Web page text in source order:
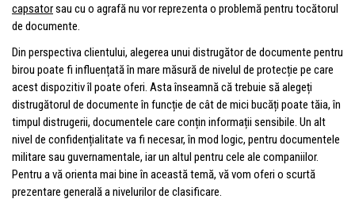
capsatorsau cu o agrafă nu vor reprezenta o problemă pentru tocătorul
de documente.
Din perspectiva clientului, alegerea unui distrugător de documente pentru
birou poate fi influențată în mare măsură de nivelul de protecție pe care
acest dispozitiv îl poate oferi. Asta înseamnă că trebuie să alegeți
distrugătorul de documente în funcție de cât de mici bucăți poate tăia, în
timpul distrugerii, documentele care conțin informații sensibile. Un alt
nivel de confidențialitate va fi necesar, în mod logic, pentru documentele
militare sau guvernamentale, iar un altul pentru cele ale companiilor.
Pentru a vă orienta mai bine în această temă, vă vom oferi o scurtă
prezentare generală a nivelurilor de clasificare.